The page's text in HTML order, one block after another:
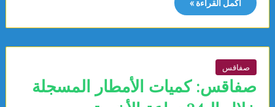
أكمل القراءة »
صفاقس
صفاقس: كميات الأمطار المسجلة